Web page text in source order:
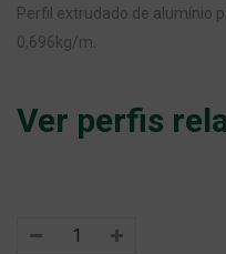
Perfil extrudado de alumínio
0,696kg/m.
Ver perfis